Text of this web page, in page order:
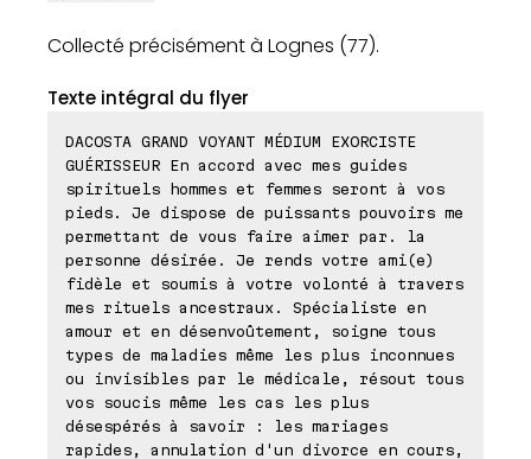
Collecté précisément à Lognes (77).
Texte intégral du flyer
DACOSTA GRAND VOYANT MÉDIUM EXORCISTE
GUÉRISSEUR En accord avec mes guides
spirituels hommes et femmes seront à vos
pieds. Je dispose de puissants pouvoirs me
permettant de vous faire aimer par. la
personne désirée. Je rends votre ami(e)
fidèle et soumis à votre volonté à travers
mes rituels ancestraux. Spécialiste en
amour et en désenvoûtement, soigne tous
types de maladies même les plus inconnues
ou invisibles par le médicale, résout tous
vos soucis même les cas les plus
désespérés à savoir : les mariages
rapides, annulation d'un divorce en cours,